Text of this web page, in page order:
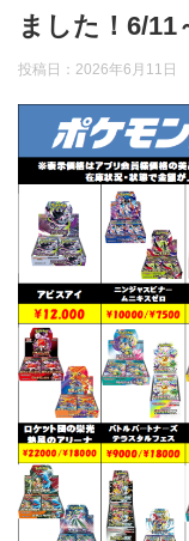
ました！6/11
投稿日： 2026年6月11日